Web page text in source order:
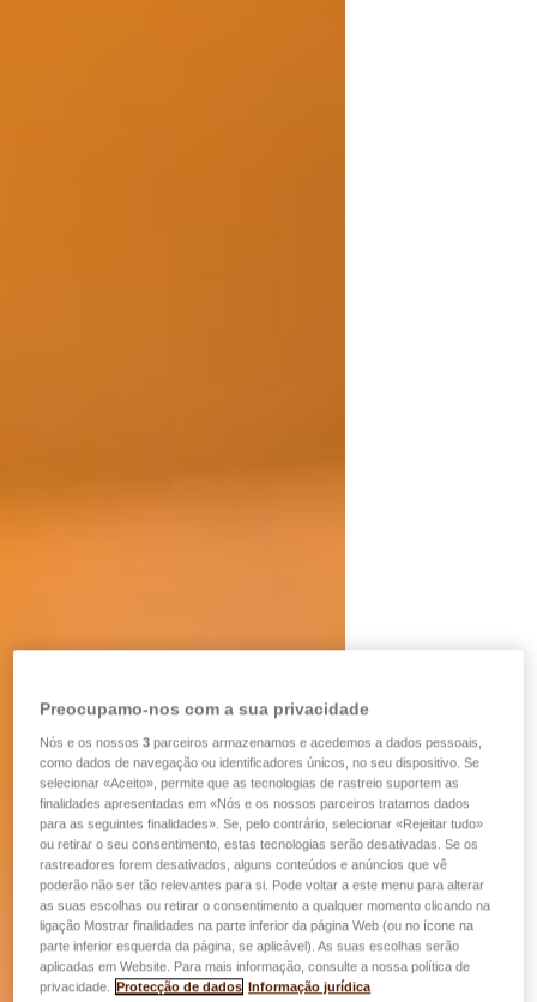
Preocupamo-nos com a sua privacidade
Nós e os nossos3 parceiros armazenamos e acedemos a dados pessoais,
como dados de navegação ou identificadores únicos, no seu dispositivo. Se
selecionar «Aceito», permite que as tecnologias de rastreio suportem as
finalidades apresentadas em «Nós e os nossos parceiros tratamos dados
para as seguintes finalidades». Se, pelo contrário, selecionar «Rejeitar tudo»
ou retirar o seu consentimento, estas tecnologias serão desativadas. Se os
rastreadores forem desativados, alguns conteúdos e anúncios que vê
poderão não ser tão relevantes para si. Pode voltar a este menu para alterar
as suas escolhas ou retirar o consentimento a qualquer momento clicando na
ligação Mostrar finalidades na parte inferior da página Web (ou no ícone na
parte inferior esquerda da página, se aplicável). As suas escolhas serão
aplicadas em Website. Para mais informação, consulte a nossa política de
privacidade. Protecção de dados Informação jurídica